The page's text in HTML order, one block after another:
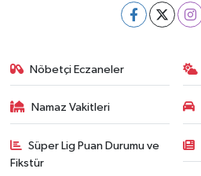
Nöbetçi Eczaneler
Namaz Vakitleri
Süper Lig Puan Durumu ve
Fikstür